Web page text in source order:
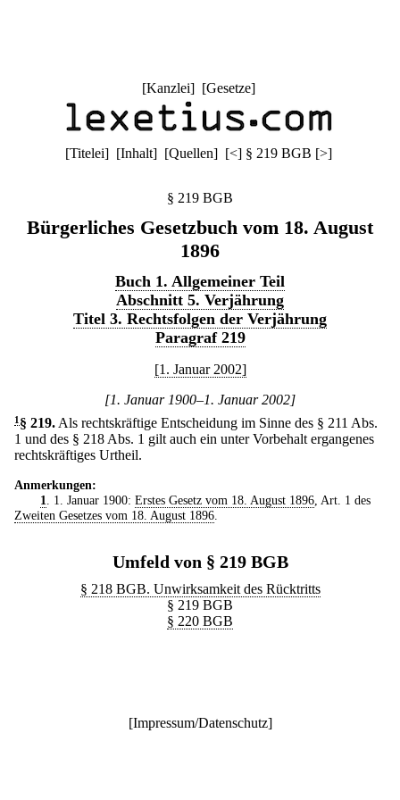
[Kanzlei] [Gesetze]
[Titelei] [Inhalt] [Quellen] [<] § 219 BGB [>]
§ 219 BGB
Bürgerliches Gesetzbuch vom 18. August
1896
Buch 1. Allgemeiner Teil
Abschnitt 5. Verjährung
Titel 3. Rechtsfolgen der Verjährung
Paragraf 219
[1. Januar 2002]
[1. Januar 1900–1. Januar 2002]
1 § 219. Als rechtskräftige Entscheidung im Sinne des § 211 Abs.
1 und des § 218 Abs. 1 gilt auch ein unter Vorbehalt ergangenes
rechtskräftiges Urtheil.
Anmerkungen:
1
. 1. Januar 1900: Erstes Gesetz vom 18. August 1896, Art. 1 des
Zweiten Gesetzes vom 18. August 1896
Umfeld von § 219 BGB
§ 218 BGB. Unwirksamkeit des Rücktritts
§ 219 BGB
§ 220 BGB
[Impressum/Datenschutz]